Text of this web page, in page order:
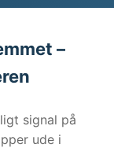
–
signal på
ude i